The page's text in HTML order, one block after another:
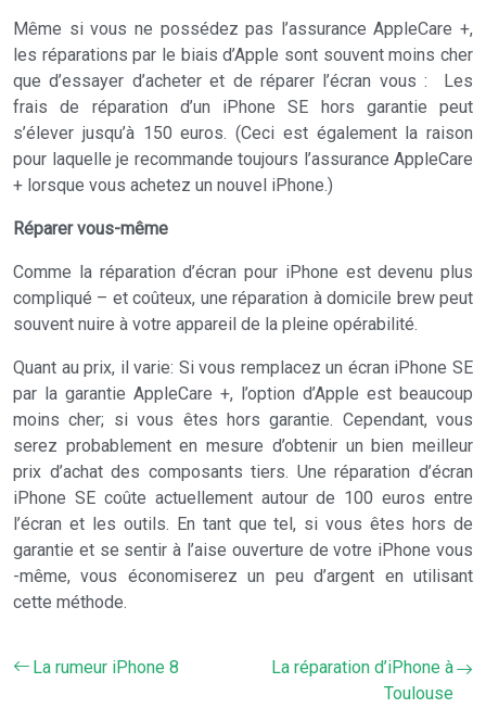
Même si vous ne possédez pas l’assurance AppleCare +,
les réparations par le biais d’Apple sont souvent moins cher
que d’essayer d’acheter et de réparer l’écran vous : Les
frais de réparation d’un iPhone SE hors garantie peut
s’élever jusqu’à 150 euros. (Ceci est également la raison
pour laquelle je recommande toujours l’assurance AppleCare
+ lorsque vous achetez un nouvel iPhone.)
Réparer vous-même
Comme la réparation d’écran pour iPhone est devenu plus
compliqué – et coûteux, une réparation à domicile brew peut
souvent nuire à votre appareil de la pleine opérabilité.
Quant au prix, il varie: Si vous remplacez un écran iPhone SE
par la garantie AppleCare +, l’option d’Apple est beaucoup
moins cher; si vous êtes hors garantie. Cependant, vous
serez probablement en mesure d’obtenir un bien meilleur
prix d’achat des composants tiers. Une réparation d’écran
iPhone SE coûte actuellement autour de 100 euros entre
l’écran et les outils. En tant que tel, si vous êtes hors de
garantie et se sentir à l’aise ouverture de votre iPhone vous
-même, vous économiserez un peu d’argent en utilisant
cette méthode.
La rumeur iPhone 8
La réparation d’iPhone à
Toulouse